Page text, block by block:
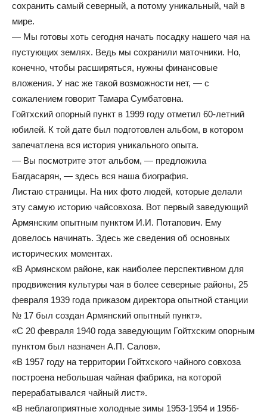
сохранить самый северный, а потому уникальный, чай в
мире.
— Мы готовы хоть сегодня начать посадку нашего чая на
пустующих землях. Ведь мы сохранили маточники. Но,
конечно, чтобы расширяться, нужны финансовые
вложения. У нас же такой возможности нет, — с
сожалением говорит Тамара Сумбатовна.
Гойтхский опорный пункт в 1999 году отметил 60-летний
юбилей. К той дате был подготовлен альбом, в котором
запечатлена вся история уникального опыта.
— Вы посмотрите этот альбом, — предложила
Багдасарян, — здесь вся наша биография.
Листаю страницы. На них фото людей, которые делали
эту самую историю чайсовхоза. Вот первый заведующий
Армянским опытным пунктом И.И. Потапович. Ему
довелось начинать. Здесь же сведения об основных
исторических моментах.
«В Армянском районе, как наиболее перспективном для
продвижения культуры чая в более северные районы, 25
февраля 1939 года приказом директора опытной станции
№ 17 был создан Армянский опытный пункт».
«С 20 февраля 1940 года заведующим Гойтхским опорным
пунктом был назначен А.П. Салов».
«В 1957 году на территории Гойтхского чайного совхоза
построена небольшая чайная фабрика, на которой
перерабатывался чайный лист».
«В неблагоприятные холодные зимы 1953-1954 и 1956-